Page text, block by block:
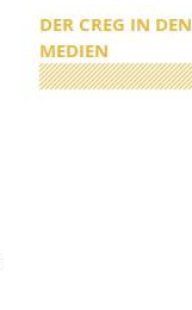
DER CREG IN DEN
MEDIEN